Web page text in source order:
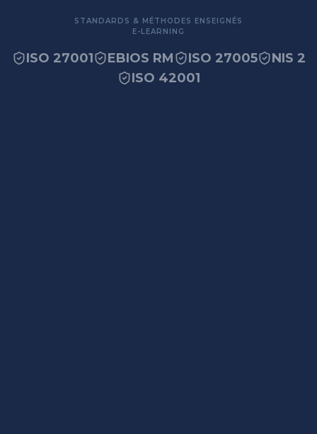
STANDARDS & MÉTHODES ENSEIGNÉS
E-LEARNING
ISO 27001 EBIOS RM ISO 27005
NIS 2
ISO 42001